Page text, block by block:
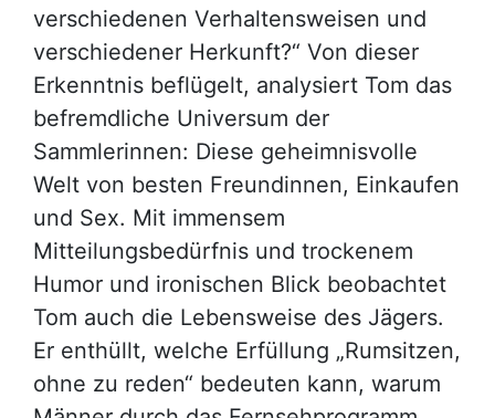
verschiedenen Verhaltensweisen und
verschiedener Herkunft?“ Von dieser
Erkenntnis beflügelt, analysiert Tom das
befremdliche Universum der
Sammlerinnen: Diese geheimnisvolle
Welt von besten Freundinnen, Einkaufen
und Sex. Mit immensem
Mitteilungsbedürfnis und trockenem
Humor und ironischen Blick beobachtet
Tom auch die Lebensweise des Jägers.
Er enthüllt, welche Erfüllung „Rumsitzen,
ohne zu reden“ bedeuten kann, warum